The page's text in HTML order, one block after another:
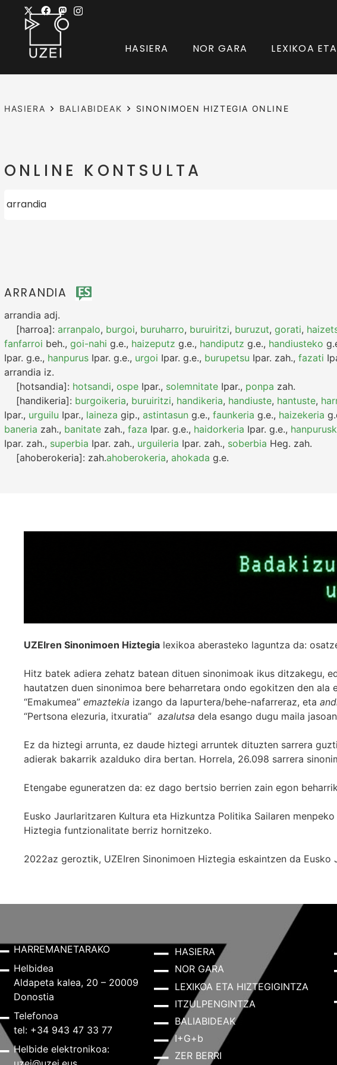
HASIERA NOR GARA LEXIKOA
HASIERA BALIABIDEAK SINONIMOEN HIZTEGIA ONLINE
ONLINE KONTSULTA
ARRANDIA
arrandia adj.
[harroa]: arranpalo, burgoi, buruharro, buruiritzi, buruzut, gorati,
fanfarroi beh., goi-nahi g.e., haizeputz g.e., handiputz g.e., handiusteko
Ipar. g.e., hanpurus Ipar. g.e., urgoi Ipar. g.e., burupetsu Ipar. zah., fazati
arrandia iz.
[hotsandia]: hotsandi, ospe Ipar., solemnitate Ipar., ponpa zah.
[handikeria]: burgoikeria, buruiritzi, handikeria, handiuste, hantuste,
Ipar., urguilu Ipar., laineza gip., astintasun g.e., faunkeria g.e., haizekeria
baneria zah., banitate zah., faza Ipar. g.e., haidorkeria Ipar. g.e.,
Ipar. zah., superbia Ipar. zah., urguileria Ipar. zah., soberbia Heg. zah.
[ahoberokeria]: zah.ahoberokeria, ahokada g.e.
UZEIren Sinonimoen Hiztegia lexikoa aberasteko laguntza da:
Hitz batek adiera zehatz batean dituen sinonimoak ikus ditzakegu,
hautatzen duen sinonimoa bere beharretara ondo egokitzen den
“Emakumea” emaztekia izango da lapurtera/behe-nafarreraz, eta
“Pertsona elezuria, itxuratia” azalutsa dela esango dugu maila
Ez da hiztegi arrunta, ez daude hiztegi arruntek dituzten sarrera
adierak bakarrik azalduko dira bertan. Horrela, 26.098 sarrera
Etengabe eguneratzen da: ez dago bertsio berrien zain egon
Eusko Jaurlaritzaren Kultura eta Hizkuntza Politika Sailaren
Hiztegia funtzionalitate berriz hornitzeko.
2022az geroztik, UZEIren Sinonimoen Hiztegia eskaintzen da
HARREMANETARAKO
Helbidea
Aldapeta kalea, 20 – 20009
Donostia
Telefonoa
tel: +34 943 47 33 77
Helbide elektronikoa:
HASIERA
NOR GARA
LEXIKOA ETA HIZTEGIGINTZA
ITZULPENGINTZA
BALIABIDEAK
I+G+b
ZER BERRI